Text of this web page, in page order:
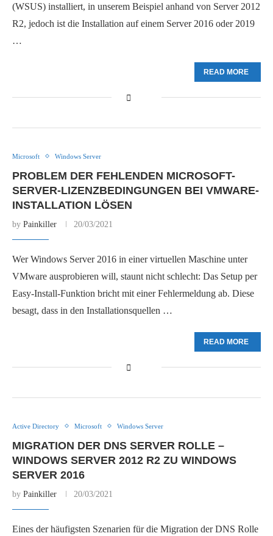
(WSUS) installiert, in unserem Beispiel anhand von Server 2012
R2, jedoch ist die Installation auf einem Server 2016 oder 2019
…
READ MORE
Microsoft Windows Server
PROBLEM DER FEHLENDEN MICROSOFT-
SERVER-LIZENZBEDINGUNGEN BEI VMWARE-
INSTALLATION LÖSEN
by Painkiller 20/03/2021
Wer Windows Server 2016 in einer virtuellen Maschine unter
VMware ausprobieren will, staunt nicht schlecht: Das Setup per
Easy-Install-Funktion bricht mit einer Fehlermeldung ab. Diese
besagt, dass in den Installationsquellen …
READ MORE
Active Directory Microsoft Windows Server
MIGRATION DER DNS SERVER ROLLE –
WINDOWS SERVER 2012 R2 ZU WINDOWS
SERVER 2016
by Painkiller 20/03/2021
Eines der häufigsten Szenarien für die Migration der DNS Rolle